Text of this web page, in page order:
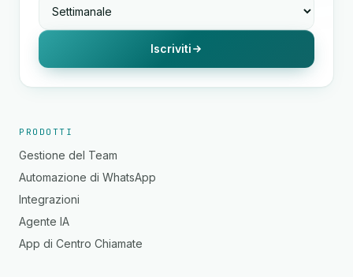
Iscriviti
PRODOTTI
Gestione del Team
Automazione di WhatsApp
Integrazioni
Agente IA
App di Centro Chiamate